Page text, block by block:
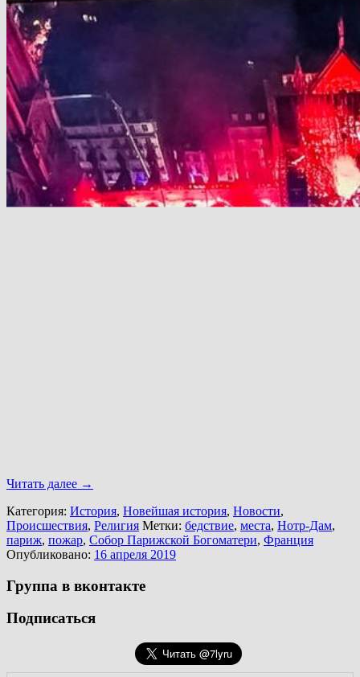
Читать далее →
Категория: История, Новейшая история, Новости,
Происшествия, Религия Метки: бедствие, места, Нотр-Дам,
париж, пожар, Собор Парижской Богоматери, Франция
Опубликовано: 16 апреля 2019
Группа в вконтакте
Подписаться